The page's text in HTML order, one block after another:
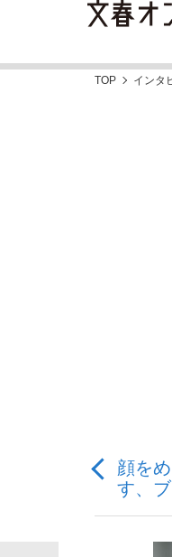
TOP インタ
顔を
す、